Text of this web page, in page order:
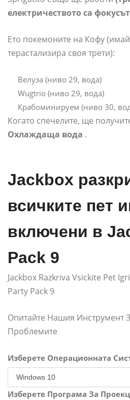
електричеството са
Ето покемоните на Кофу
терастализира своя трети):
Велуза (ниво 29, вода)
Wugtrio (ниво 29, вода)
Крабоминируем (ниво 30,
Когато спечелите, ще
Охлаждаща вода .
Jackbox
всичките пет
включени в
Pack 9
Jackbox Razkriva Vsickite Pet
Party Pack 9
Опитайте Нашия Инструмент
Проблемите
Изберете Операционната
Изберете Програма За